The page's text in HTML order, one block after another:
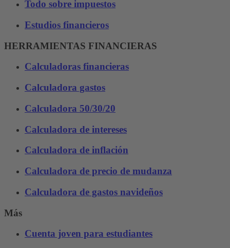
Todo sobre impuestos
Estudios financieros
HERRAMIENTAS FINANCIERAS
Calculadoras financieras
Calculadora gastos
Calculadora 50/30/20
Calculadora de intereses
Calculadora de inflación
Calculadora de precio de mudanza
Calculadora de gastos navideños
Más
Cuenta joven para estudiantes